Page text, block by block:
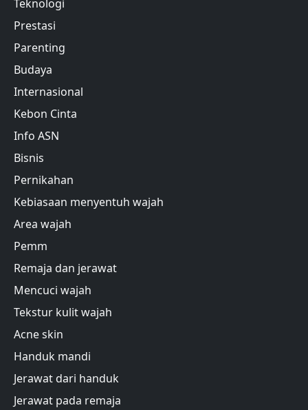
Teknologi
Prestasi
Parenting
Budaya
Internasional
Kebon Cinta
Info ASN
Bisnis
Pernikahan
Kebiasaan menyentuh wajah
Area wajah
Pemm
Remaja dan jerawat
Mencuci wajah
Tekstur kulit wajah
Acne skin
Handuk mandi
Jerawat dari handuk
Jerawat pada remaja